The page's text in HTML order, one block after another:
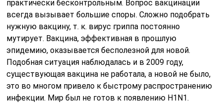
практически бесконтрольным. Вопрос вакцинации
всегда вызывает большие споры. Сложно подобрать
нужную вакцину, т. к. вирус гриппа постоянно
мутирует. Вакцина, эффективная в прошлую
эпидемию, оказывается бесполезной для новой.
Подобная ситуация наблюдалась и в 2009 году,
существующая вакцина не работала, а новой не было,
это во многом привело к быстрому распространению
инфекции. Мир был не готов к появлению H1N1.